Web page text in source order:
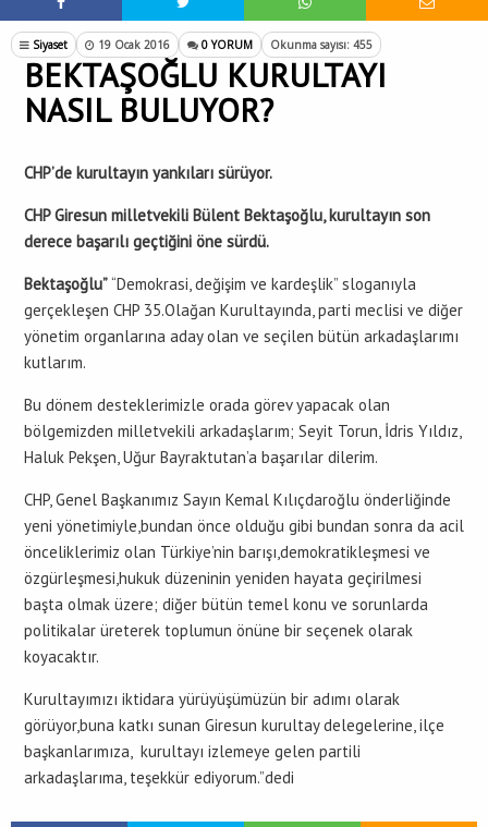
Siyaset 19 Ocak 2016 0 YORUM Okunma sayısı: 455
BEKTAŞOĞLU KURULTAYI
NASIL BULUYOR?
CHP’de kurultayın yankıları sürüyor.
CHP Giresun milletvekili Bülent Bektaşoğlu, kurultayın son
derece başarılı geçtiğini öne sürdü.
Bektaşoğlu”“Demokrasi, değişim ve kardeşlik” sloganıyla
gerçekleşen CHP 35.Olağan Kurultayında, parti meclisi ve diğer
yönetim organlarına aday olan ve seçilen bütün arkadaşlarımı
kutlarım.
Bu dönem desteklerimizle orada görev yapacak olan
bölgemizden milletvekili arkadaşlarım; Seyit Torun, İdris Yıldız,
Haluk Pekşen, Uğur Bayraktutan’a başarılar dilerim.
CHP, Genel Başkanımız Sayın Kemal Kılıçdaroğlu önderliğinde
yeni yönetimiyle,bundan önce olduğu gibi bundan sonra da acil
önceliklerimiz olan Türkiye’nin barışı,demokratikleşmesi ve
özgürleşmesi,hukuk düzeninin yeniden hayata geçirilmesi
başta olmak üzere; diğer bütün temel konu ve sorunlarda
politikalar üreterek toplumun önüne bir seçenek olarak
koyacaktır.
Kurultayımızı iktidara yürüyüşümüzün bir adımı olarak
görüyor,buna katkı sunan Giresun kurultay delegelerine, ilçe
başkanlarımıza, kurultayı izlemeye gelen partili
arkadaşlarıma, teşekkür ediyorum.”dedi